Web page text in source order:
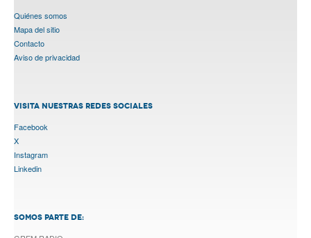
Quiénes somos
Mapa del sitio
Contacto
Aviso de privacidad
VISITA NUESTRAS REDES SOCIALES
Facebook
X
Instagram
Linkedin
SOMOS PARTE DE: